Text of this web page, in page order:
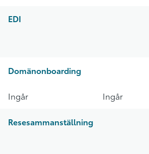
EDI
Domänonboarding
Ingår Ingår
Resesammanställning